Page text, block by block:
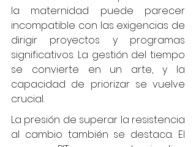
la maternidad puede parecer
incompatible con las exigencias de
dirigir proyectos y programas
significativos. La gestión del tiempo
se convierte en un arte, y la
capacidad de priorizar se vuelve
crucial.
La presión de superar la resistencia
al cambio también se destaca. El